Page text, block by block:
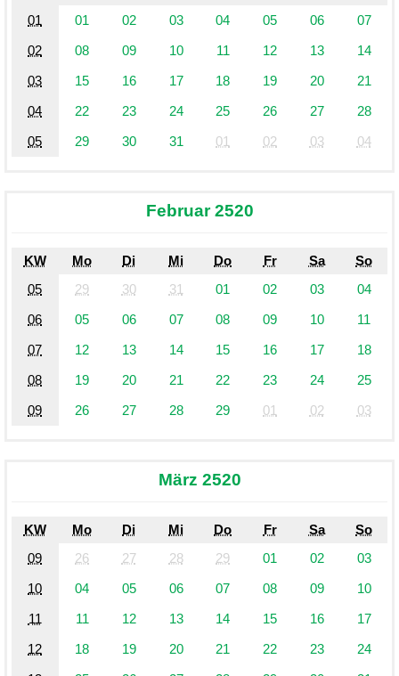
01
01 02 03 04 05 06
07
02
08 09 10 11 12 13
14
03
15 16 17 18 19 20
21
04
22 23 24 25 26 27
28
05
29 30 31 01 02 03 04
Februar 2520
KW Mo Di Mi Do Fr Sa
So
05
29 30 31 01 02 03
04
06
05 06 07 08 09 10
11
07
12 13 14 15 16 17
18
08
19 20 21 22 23 24
25
09
26 27 28 29 01 02 03
März 2520
KW Mo Di Mi Do Fr Sa
So
09
26 27 28 29 01 02
03
10
04 05 06 07 08 09
10
11
11 12 13 14 15 16
17
12
18 19 20 21 22 23
24